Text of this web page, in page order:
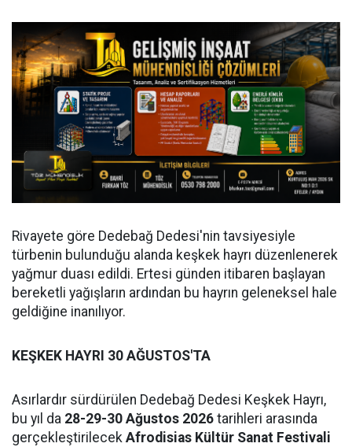
Rivayete göre Dedebağ Dedesi'nin tavsiyesiyle
türbenin bulunduğu alanda keşkek hayrı düzenlenerek
yağmur duası edildi. Ertesi günden itibaren başlayan
bereketli yağışların ardından bu hayrın geleneksel hale
geldiğine inanılıyor.
KEŞKEK HAYRI 30 AĞUSTOS'TA
Asırlardır sürdürülen Dedebağ Dedesi Keşkek Hayrı,
bu yıl da 28-29-30 Ağustos 2026 tarihleri arasında
gerçekleştirilecek Afrodisias Kültür Sanat Festivali